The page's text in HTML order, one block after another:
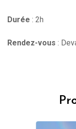
Durée : 2h
Rendez-vous :